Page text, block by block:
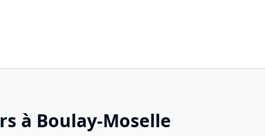
à Boulay-Moselle